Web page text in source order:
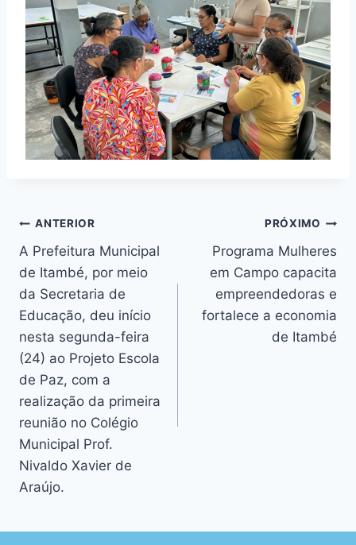
ANTERIOR
A Prefeitura Municipal
de Itambé, por meio
da Secretaria de
Educação, deu início
nesta segunda-feira
(24) ao Projeto Escola
de Paz, com a
realização da primeira
reunião no Colégio
Municipal Prof.
Nivaldo Xavier de
Araújo.
PRÓXIMO
Programa Mulheres
em Campo capacita
empreendedoras e
fortalece a economia
de Itambé